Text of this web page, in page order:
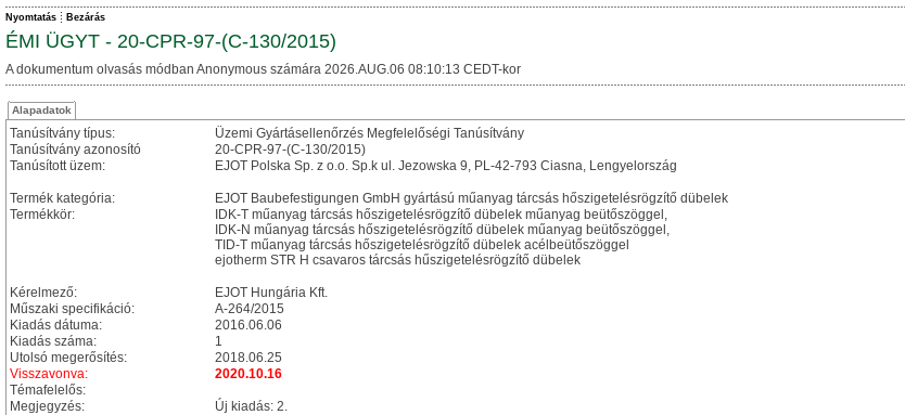
Nyomtatás Bezárás
ÉMI ÜGYT - 20-CPR-97-(C-130/2015)
A dokumentum olvasás módban Anonymous számára 2026.AUG.06 08:10:13 CEDT-kor
Alapadatok
Tanúsítvány típus:
Üzemi Gyártásellenőrzés Megfelelőségi Tanúsítvány
Tanúsítvány azonosító
20-CPR-97-(C-130/2015)
Tanúsított üzem:
EJOT Polska Sp. z o.o. Sp.k ul. Jezowska 9, PL-42-793 Ciasna, Lengyelország
Termék kategória:
EJOT Baubefestigungen GmbH gyártású műanyag tárcsás hőszigetelésrögzítő dübelek
Termékkör:
IDK-T műanyag tárcsás hőszigetelésrögzítő dübelek műanyag beütőszöggel,
IDK-N műanyag tárcsás hőszigetelésrögzítő dübelek műanyag beütőszöggel,
TID-T műanyag tárcsás hőszigetelésrögzítő dübelek acélbeütőszöggel
ejotherm STR H csavaros tárcsás hűszigetelésrögzítő dübelek
Kérelmező:
EJOT Hungária Kft.
Műszaki specifikáció:
A-264/2015
Kiadás dátuma:
2016.06.06
Kiadás száma:
1
Utolsó megerősítés:
2018.06.25
Visszavonva:
2020.10.16
Témafelelős:
Megjegyzés:
Új kiadás: 2.